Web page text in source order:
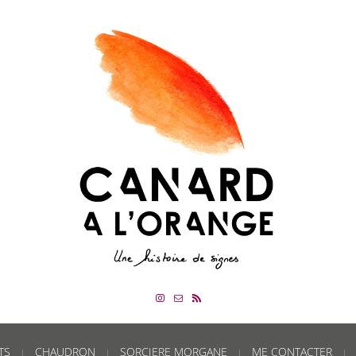
CHAUDRON SORCIERE MORGANE ME CONTACTER